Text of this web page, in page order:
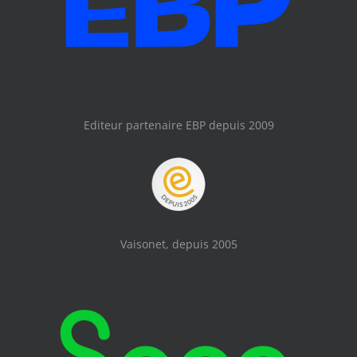
Editeur partenaire EBP depuis 2009
Vaisonet, depuis 2005